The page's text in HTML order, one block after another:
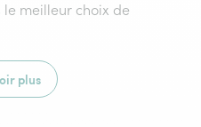
meilleur choix de
plus